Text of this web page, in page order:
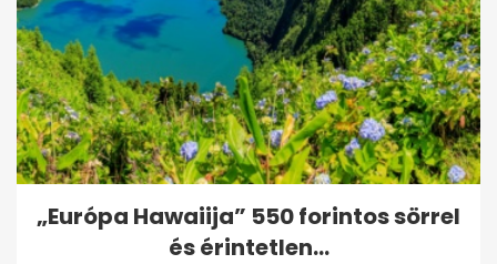
„Európa Hawaiija” 550 forintos sörrel
és érintetlen...